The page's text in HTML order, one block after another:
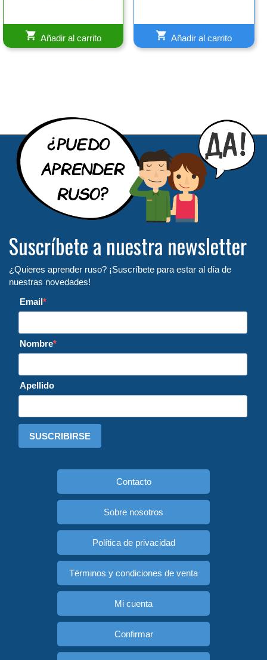
Añadir al carrito Añadir al carrito
Suscríbete a nuestra newsletter
¿Quieres aprender ruso? ¡Suscríbete para estar al día de
nuestras novedades!
Email
Nombre
Apellido
SUSCRIBIRSE
Contacto
Sobre nosotros
Política de privacidad
Términos y condiciones de venta
Mi cuenta
Confirmar